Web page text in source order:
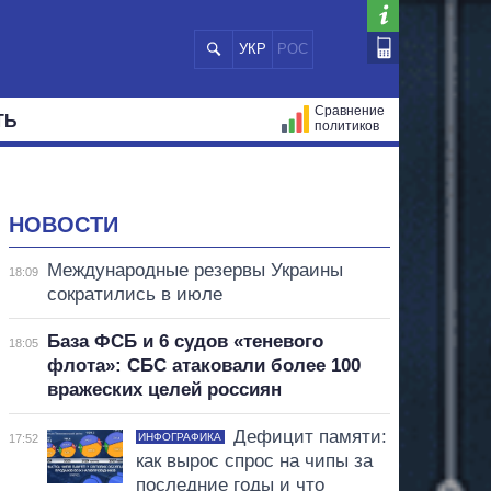
УКР РОС
Сравнение
политиков
НОВОСТИ
18:09
Международные резервы Украины
сократились в июле
18:05
База ФСБ и 6 судов «теневого
флота»: СБС атаковали более 100
вражеских целей россиян
17:52 ИНФОГРАФИКА
Дефицит памяти:
как вырос спрос на чипы за
последние годы и что